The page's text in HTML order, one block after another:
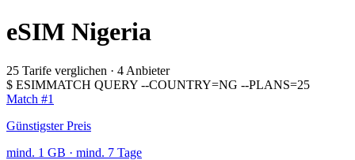
eSIM Nigeria
25 Tarife verglichen · 4 Anbieter
$ ESIMMATCH QUERY --COUNTRY=NG --PLANS=25
Match #1
Günstigster Preis
mind. 1 GB · mind. 7 Tage